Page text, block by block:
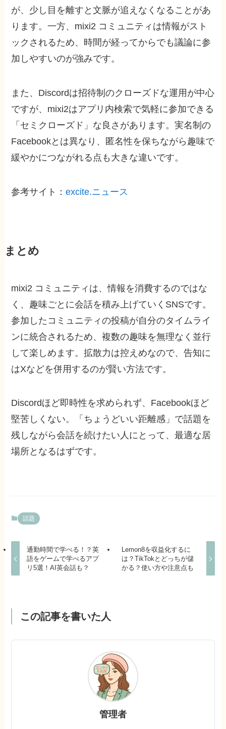
が、少し目を離すと文脈が追えなくなることがあ
ります。一方、mixi2 コミュニティは情報がスト
ックされるため、時間が経ってからでも議論に参
加しやすいのが強みです。
また、Discordは招待制のクローズドな運用が中心
ですが、mixi2はアプリ内検索で気軽に参加できる
「セミクローズド」な良さがあります。実名制の
Facebookとは異なり、匿名性を保ちながら趣味で
緩やかにつながれる点も大きな違いです。
参考サイト：excite.ニュース
まとめ
mixi2 コミュニティは、情報を消費するのではな
く、趣味ごとに会話を積み上げていくSNSです。
参加したコミュニティの投稿が自分のタイムライ
ンに統合されるため、複数の趣味を無理なく並行
して楽しめます。拡散力は控えめなので、告知に
はXなどを併用するのが賢い方法です。
Discordほど即時性を求められず、Facebookほど
堅苦しくない。「ちょうどいい距離感」で話題を
残しながら会話を続けたい人にとって、最適な居
場所となるはずです。
話題
通勤時間で学べる！？英
語をゲームで学べるアプ
リ5選！AI英会話も？
Lemon8を収益化するに
は？TikTokとどっちが儲
かる？使い方や注意点も
この記事を書いた人
管理者